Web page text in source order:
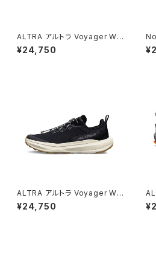
ALTRA アルトラ Voyager Wo
men's / White
¥24,750
ALTRA アルトラ Voyager Wo
men's / Black White
¥24,750